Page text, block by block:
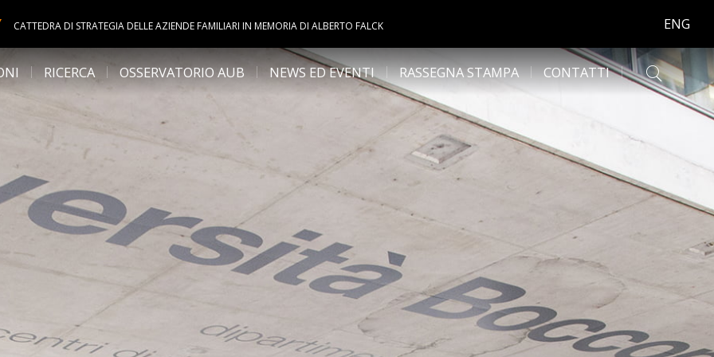
CATTEDRA DI STRATEGIA DELLE AZIENDE FAMILIARI IN MEMORIA DI ALBERTO FALCK ENG
RICERCA OSSERVATORIO AUB NEWS ED EVENTI RASSEGNA STAMPA CONTATTI